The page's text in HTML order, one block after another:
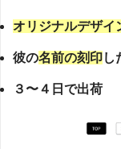
オリジナルデザイ
彼の名前の刻印し
３〜４日で出荷